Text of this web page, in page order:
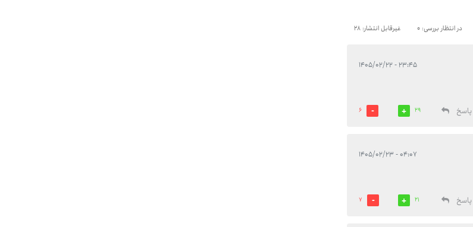
در انتظار بررسی: 0 غیرقابل انتشار: 28
۲۳:۴۵ - ۱۴۰۵/۰۲/۲۲
پاسخ
29
6
۰۴:۰۷ - ۱۴۰۵/۰۲/۲۳
پاسخ
21
7